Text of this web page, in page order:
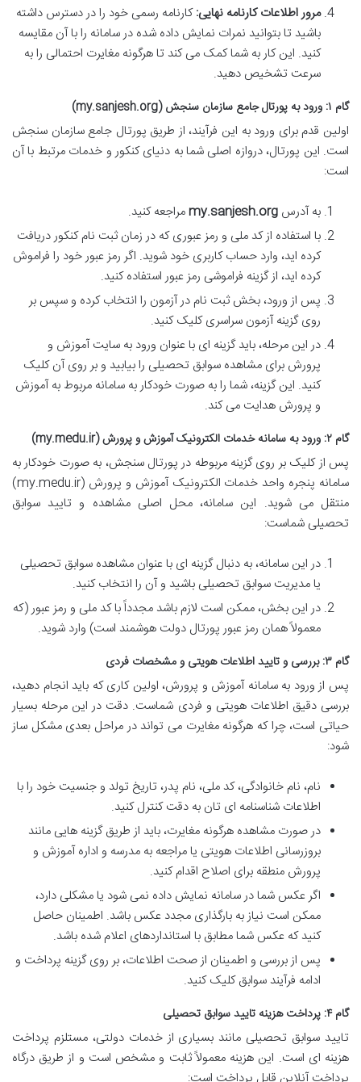
مرور اطلاعات کارنامه نهایی:کارنامه رسمی خود را در دسترس داشته
باشید تا بتوانید نمرات نمایش داده شده در سامانه را با آن مقایسه
کنید. این کار به شما کمک می کند تا هرگونه مغایرت احتمالی را به
سرعت تشخیص دهید.
گام ۱: ورود به پورتال جامع سازمان سنجش (my.sanjesh.org)
اولین قدم برای ورود به این فرآیند، از طریق پورتال جامع سازمان سنجش
است. این پورتال، دروازه اصلی شما به دنیای کنکور و خدمات مرتبط با آن
است:
به آدرس my.sanjesh.orgمراجعه کنید.
با استفاده از کد ملی و رمز عبوری که در زمان ثبت نام کنکور دریافت
کرده اید، وارد حساب کاربری خود شوید. اگر رمز عبور خود را فراموش
کرده اید، از گزینه فراموشی رمز عبور استفاده کنید.
پس از ورود، بخش ثبت نام در آزمون را انتخاب کرده و سپس بر
روی گزینه آزمون سراسری کلیک کنید.
در این مرحله، باید گزینه ای با عنوان ورود به سایت آموزش و
پرورش برای مشاهده سوابق تحصیلی را بیابید و بر روی آن کلیک
کنید. این گزینه، شما را به صورت خودکار به سامانه مربوط به آموزش
و پرورش هدایت می کند.
گام ۲: ورود به سامانه خدمات الکترونیک آموزش و پرورش (my.medu.ir)
پس از کلیک بر روی گزینه مربوطه در پورتال سنجش، به صورت خودکار به
سامانه پنجره واحد خدمات الکترونیک آموزش و پرورش (my.medu.ir)
منتقل می شوید. این سامانه، محل اصلی مشاهده و تایید سوابق
تحصیلی شماست:
در این سامانه، به دنبال گزینه ای با عنوان مشاهده سوابق تحصیلی
یا مدیریت سوابق تحصیلی باشید و آن را انتخاب کنید.
در این بخش، ممکن است لازم باشد مجدداً با کد ملی و رمز عبور (که
معمولاً همان رمز عبور پورتال دولت هوشمند است) وارد شوید.
گام ۳: بررسی و تایید اطلاعات هویتی و مشخصات فردی
پس از ورود به سامانه آموزش و پرورش، اولین کاری که باید انجام دهید،
بررسی دقیق اطلاعات هویتی و فردی شماست. دقت در این مرحله بسیار
حیاتی است، چرا که هرگونه مغایرت می تواند در مراحل بعدی مشکل ساز
شود:
نام، نام خانوادگی، کد ملی، نام پدر، تاریخ تولد و جنسیت خود را با
اطلاعات شناسنامه ای تان به دقت کنترل کنید.
در صورت مشاهده هرگونه مغایرت، باید از طریق گزینه هایی مانند
بروزرسانی اطلاعات هویتی یا مراجعه به مدرسه و اداره آموزش و
پرورش منطقه برای اصلاح اقدام کنید.
اگر عکس شما در سامانه نمایش داده نمی شود یا مشکلی دارد،
ممکن است نیاز به بارگذاری مجدد عکس باشد. اطمینان حاصل
کنید که عکس شما مطابق با استانداردهای اعلام شده باشد.
پس از بررسی و اطمینان از صحت اطلاعات، بر روی گزینه پرداخت و
ادامه فرآیند سوابق کلیک کنید.
گام ۴: پرداخت هزینه تایید سوابق تحصیلی
تایید سوابق تحصیلی مانند بسیاری از خدمات دولتی، مستلزم پرداخت
هزینه ای است. این هزینه معمولاً ثابت و مشخص است و از طریق درگاه